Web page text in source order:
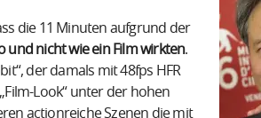
die 11 Minuten aufgrund der
und nicht wie ein Film wirkten.
der damals mit 48fps HFR
Look“ unter der hohen
actionreiche Szenen die mit